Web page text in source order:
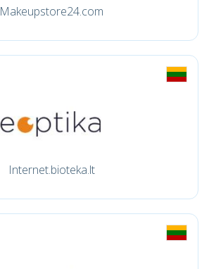
Makeupstore24.com
Internet.bioteka.lt